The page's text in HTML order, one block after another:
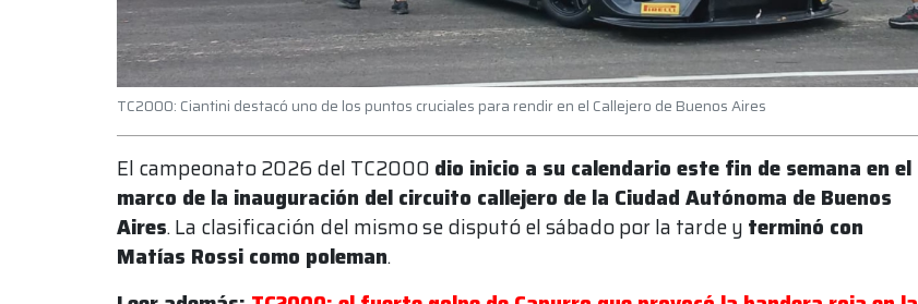
TC2000: Ciantini destacó uno de los puntos cruciales para rendir en el Callejero de Buenos Aires
El campeonato 2026 del TC2000 dio inicio a su calendario este fin de semana en el
marco de la inauguración del circuito callejero de la Ciudad Autónoma de Buenos
Aires. La clasificación del mismo se disputó el sábado por la tarde y terminó con
Matías Rossi como poleman.